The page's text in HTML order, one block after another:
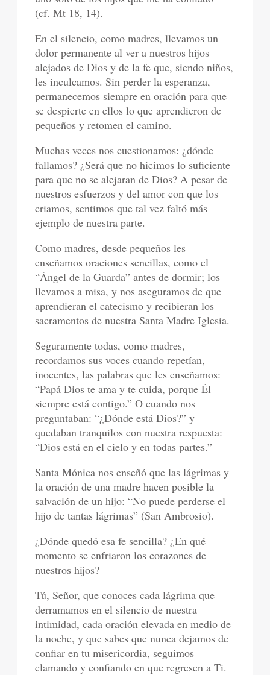
(cf. Mt 18, 14).
En el silencio, como madres, llevamos un
dolor permanente al ver a nuestros hijos
alejados de Dios y de la fe que, siendo niños,
les inculcamos. Sin perder la esperanza,
permanecemos siempre en oración para que
se despierte en ellos lo que aprendieron de
pequeños y retomen el camino.
Muchas veces nos cuestionamos: ¿dónde
fallamos? ¿Será que no hicimos lo suficiente
para que no se alejaran de Dios? A pesar de
nuestros esfuerzos y del amor con que los
criamos, sentimos que tal vez faltó más
ejemplo de nuestra parte.
Como madres, desde pequeños les
enseñamos oraciones sencillas, como el
“Ángel de la Guarda” antes de dormir; los
llevamos a misa, y nos aseguramos de que
aprendieran el catecismo y recibieran los
sacramentos de nuestra Santa Madre Iglesia.
Seguramente todas, como madres,
recordamos sus voces cuando repetían,
inocentes, las palabras que les enseñamos:
“Papá Dios te ama y te cuida, porque Él
siempre está contigo.” O cuando nos
preguntaban: “¿Dónde está Dios?” y
quedaban tranquilos con nuestra respuesta:
“Dios está en el cielo y en todas partes.”
Santa Mónica nos enseñó que las lágrimas y
la oración de una madre hacen posible la
salvación de un hijo: “No puede perderse el
hijo de tantas lágrimas” (San Ambrosio).
¿Dónde quedó esa fe sencilla? ¿En qué
momento se enfriaron los corazones de
nuestros hijos?
Tú, Señor, que conoces cada lágrima que
derramamos en el silencio de nuestra
intimidad, cada oración elevada en medio de
la noche, y que sabes que nunca dejamos de
confiar en tu misericordia, seguimos
clamando y confiando en que regresen a Ti.